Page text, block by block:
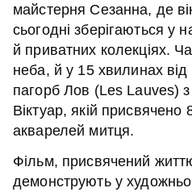
майстерня Сезанна, де
сьогодні зберігаються у
й приватних колекціях.
неба, й у 15 хвилинах від
пагорб Лов (Les Lauves)
Віктуар, якій присвячено
акварелей митця.
Фільм, присвячений
демонструють у